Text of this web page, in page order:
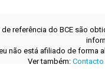
referência do BCE são
não está afiliado de forma
Ver também: Contacto